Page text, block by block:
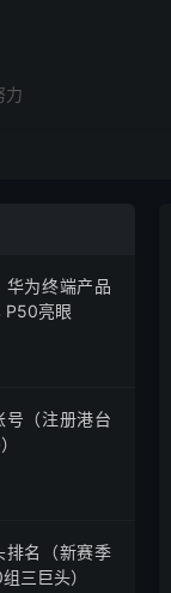
力
华为终端产品
P50亮眼
号（注册港台
排名（新赛季
三巨头）